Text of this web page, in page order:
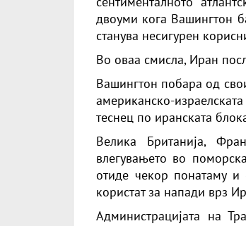
двоуми кога Вашингтон
станува несигурен
Во оваа смисла, Иран
Вашингтон побара од
американско-
теснец по иранската
Велика Британија,
влегувањето во
отиде чекор понатаму
користат за напади врз
Администрацијата на